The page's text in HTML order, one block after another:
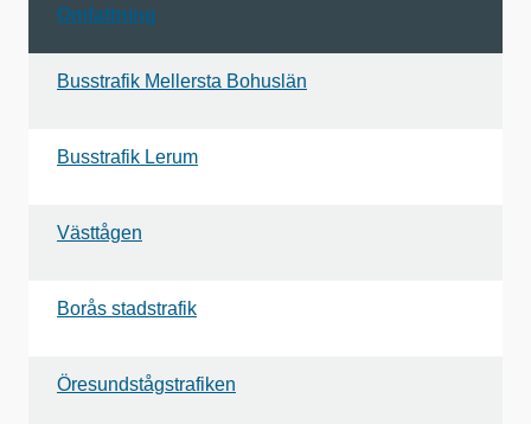
Omfattning
Busstrafik Mellersta Bohuslän
Busstrafik Lerum
Västtågen
Borås stadstrafik
Öresundstågstrafiken